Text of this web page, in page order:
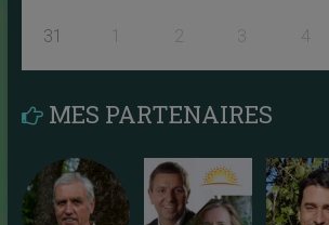
31 1 2 3 4
MES PARTENAIRES